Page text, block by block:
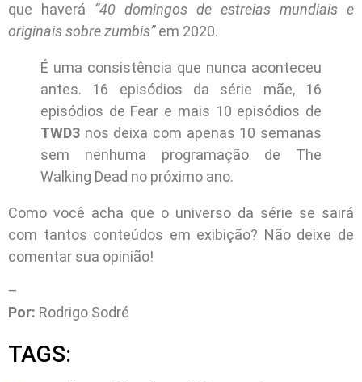
que haverá “40 domingos de estreias mundiais e
originais sobre zumbis”em 2020.
É uma consistência que nunca aconteceu
antes. 16 episódios da série mãe, 16
episódios de Fear e mais 10 episódios de
TWD3 nos deixa com apenas 10 semanas
sem nenhuma programação de The
Walking Dead no próximo ano.
Como você acha que o universo da série se sairá
com tantos conteúdos em exibição? Não deixe de
comentar sua opinião!
–
Por: Rodrigo Sodré
TAGS: